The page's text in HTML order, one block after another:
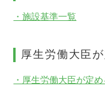
・施設基準一覧
厚生労働大臣
・厚生労働大臣が定